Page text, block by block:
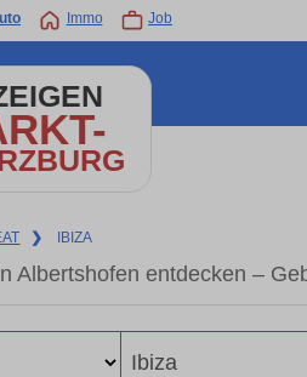
Immo Job
❯ IBIZA
Albertshofen entdecken –